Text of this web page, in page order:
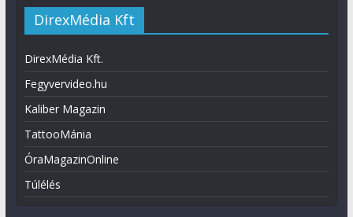
DirexMédia Kft
DirexMédia Kft.
Fegyvervideo.hu
Kaliber Magazin
TattooMánia
ÓraMagazinOnline
Túlélés